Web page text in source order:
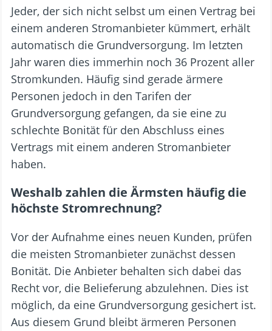
Jeder, der sich nicht selbst um einen Vertrag bei
einem anderen Stromanbieter kümmert, erhält
automatisch die Grundversorgung. Im letzten
Jahr waren dies immerhin noch 36 Prozent aller
Stromkunden. Häufig sind gerade ärmere
Personen jedoch in den Tarifen der
Grundversorgung gefangen, da sie eine zu
schlechte Bonität für den Abschluss eines
Vertrags mit einem anderen Stromanbieter
haben.
Weshalb zahlen die Ärmsten häufig die
höchste Stromrechnung?
Vor der Aufnahme eines neuen Kunden, prüfen
die meisten Stromanbieter zunächst dessen
Bonität. Die Anbieter behalten sich dabei das
Recht vor, die Belieferung abzulehnen. Dies ist
möglich, da eine Grundversorgung gesichert ist.
Aus diesem Grund bleibt ärmeren Personen